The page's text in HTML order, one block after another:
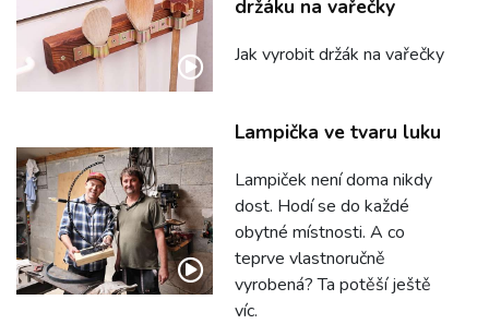
držáku na vařečky
Jak vyrobit držák na vařečky
Lampička ve tvaru luku
Lampiček není doma nikdy
dost. Hodí se do každé
obytné místnosti. A co
teprve vlastnoručně
vyrobená? Ta potěší ještě
víc.